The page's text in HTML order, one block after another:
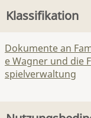
Klassifikation
Dokumente an
e Wagner und die
spielverwaltung